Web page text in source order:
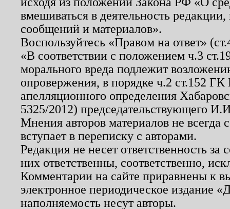
вмешиваться в деятельность
сообщений и материалов».
Воспользуйтесь «Правом на ответ»
«В соответствии с положением ч.3
морального вреда подлежит
опровержения, в порядке ч.2 ст.152
апелляционного определения
5325/2012) председательствующего
Мнения авторов материалов не
вступает в переписку с авторами.
Редакция не несет ответственность
них ответственны, соответственно,
Комментарии на сайте приравнены к
электронное периодическое издание
наполняемость несут авторы.